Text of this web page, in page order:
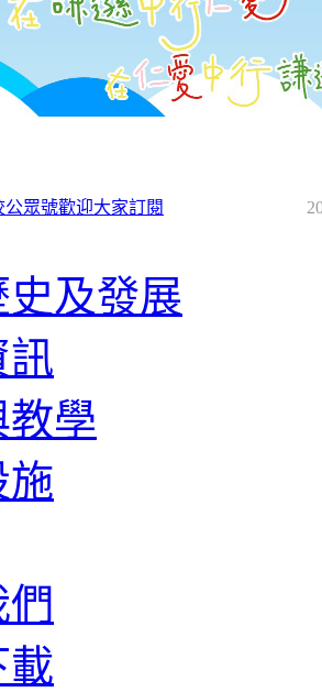
眾號歡迎大家訂閱
史及發展
訊
學
施
載